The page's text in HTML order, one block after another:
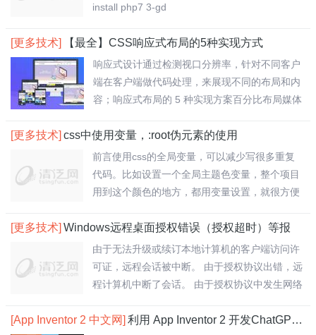
install php7 3-gd
[更多技术] 【最全】CSS响应式布局的5种实现方式
响应式设计通过检测视口分辨率，针对不同客户
端在客户端做代码处理，来展现不同的布局和内
容；响应式布局的 5 种实现方案百分比布局媒体
[更多技术] css中使用变量，:root伪元素的使用
前言使用css的全局变量，可以减少写很多重复
代码。比如设置一个全局主题色变量，整个项目
用到这个颜色的地方，都用变量设置，就很方便
[更多技术] Windows远程桌面授权错误（授权超时）等报
由于无法升级或续订本地计算机的客户端访问许
可证，远程会话被中断。 由于授权协议出错，远
程计算机中断了会话。 由于授权协议中发生网络
[App Inventor 2 中文网] 利用 App Inventor 2 开发ChatGPT应用